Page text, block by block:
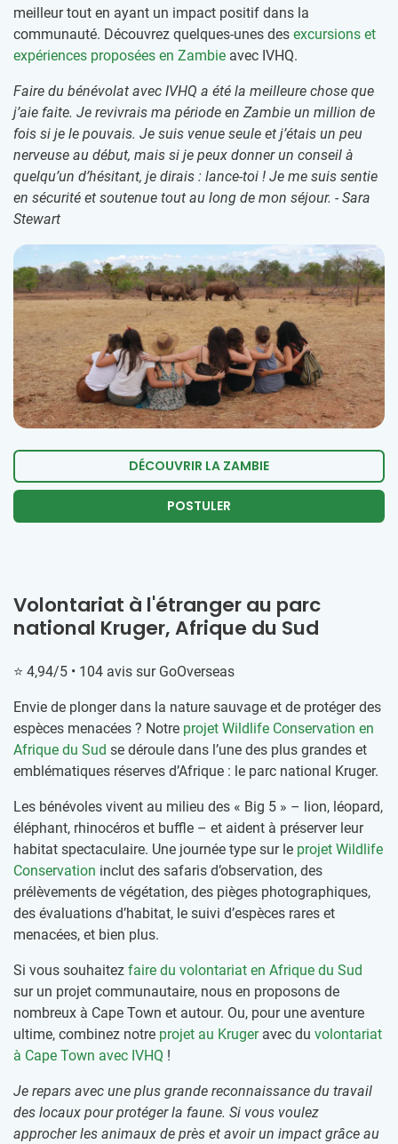
meilleur tout en ayant un impact positif dans la
communauté. Découvrez quelques-unes des excursions et
expériences proposées en Zambie avec IVHQ.
Faire du bénévolat avec IVHQ a été la meilleure chose que
j’aie faite. Je revivrais ma période en Zambie un million de
fois si je le pouvais. Je suis venue seule et j’étais un peu
nerveuse au début, mais si je peux donner un conseil à
quelqu’un d’hésitant, je dirais : lance-toi ! Je me suis sentie
en sécurité et soutenue tout au long de mon séjour. - Sara
Stewart
DÉCOUVRIR LA ZAMBIE
POSTULER
Volontariat à l'étranger au parc
national Kruger, Afrique du Sud
⭐ 4,94/5 • 104 avis sur GoOverseas
Envie de plonger dans la nature sauvage et de protéger des
espèces menacées ? Notre projet Wildlife Conservation en
Afrique du Sud se déroule dans l’une des plus grandes et
emblématiques réserves d’Afrique : le parc national Kruger.
Les bénévoles vivent au milieu des « Big 5 » – lion, léopard,
éléphant, rhinocéros et buffle – et aident à préserver leur
habitat spectaculaire. Une journée type sur le projet Wildlife
Conservation inclut des safaris d’observation, des
prélèvements de végétation, des pièges photographiques,
des évaluations d’habitat, le suivi d’espèces rares et
menacées, et bien plus.
Si vous souhaitez faire du volontariat en Afrique du Sud
sur un projet communautaire, nous en proposons de
nombreux à Cape Town et autour. Ou, pour une aventure
ultime, combinez notre projet au Krugeravec du volontariat
à Cape Town avec IVHQ !
Je repars avec une plus grande reconnaissance du travail
des locaux pour protéger la faune. Si vous voulez
approcher les animaux de près et avoir un impact grâce au